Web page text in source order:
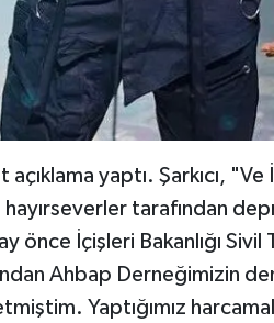
yaptı. Şarkıcı, "Ve
tarafından
önce İçişleri Bakanlığı Sivil
Ahbap Derneğimizin
Yaptığımız